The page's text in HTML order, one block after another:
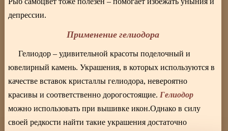
депрессии.
Применение гелиодора
Гелиодор – удивительной красоты поделочный и
ювелирный камень. Украшения, в которых используются в
качестве вставок кристаллы гелиодора, невероятно
красивы и соответственно дорогостоящие. Гелиодор
можно использовать при вышивке икон.Однако в силу
своей редкости найти такие украшения достаточно